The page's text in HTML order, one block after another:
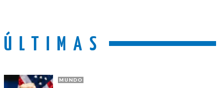
ÚLTIMAS
MUNDO